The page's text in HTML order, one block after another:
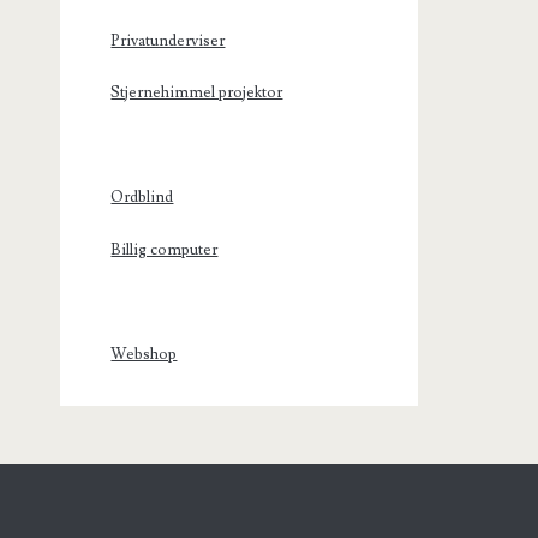
Privatunderviser
Stjernehimmel projektor
Ordblind
Billig computer
Webshop